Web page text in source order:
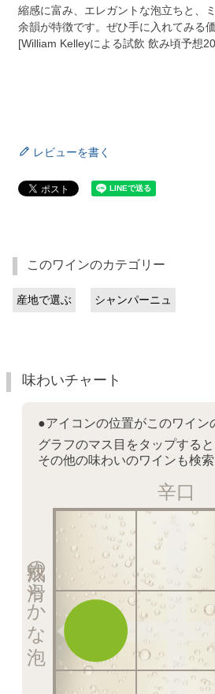
縮感に富み、エレガントな泡立ちと、
余韻が特徴です。ぜひ手に入れてみる
[William Kelleyによる試飲 飲み頃予想
レビューを書く
このワインのカテゴリー
産地で選ぶ シャンパーニュ
味わいチャート
●アイコンの位置がこのワイン
グラフのマス目をタップすると
その他の味わいのワインも検
辛口
熟成の滑らかな泡